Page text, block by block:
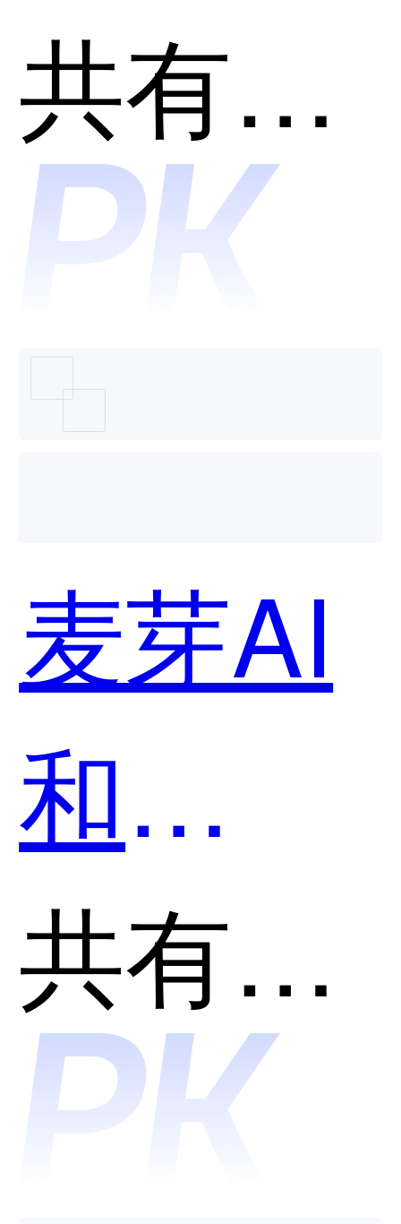
端开发
助手和
C知道
哪个好
用？
共有分类：开发者工具
麦芽AI
和
---ai后
共有分类：开发者工具